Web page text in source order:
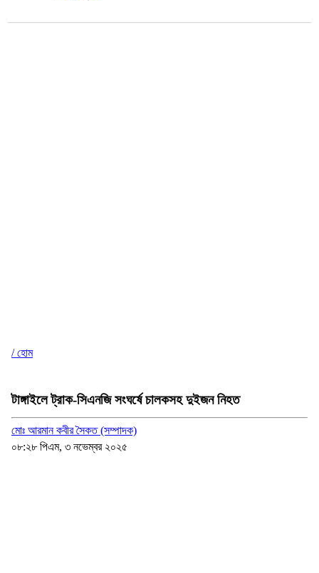
/ হোম
টাঙ্গাইলে ট্রাক-সিএনজি সংঘর্ষে চালকসহ দুইজন নিহত
মোঃ আরমান কবীর সৈকত (সম্পাদক)
০৮:২৮ পিএম, ৩ নভেম্বর ২০২৫